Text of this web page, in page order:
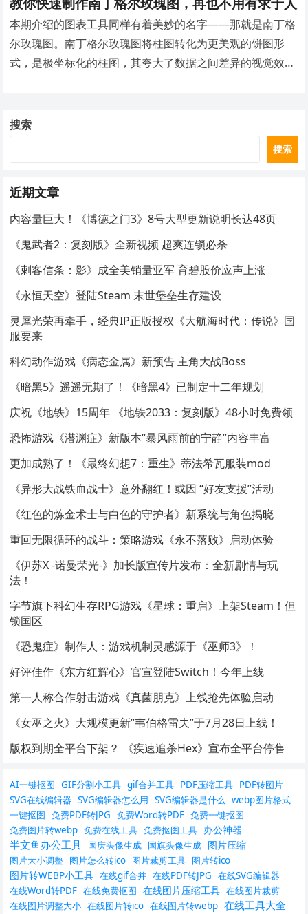
本期介绍的图表工具同样有着美妙的名字——那就是南丁格
尔玫瑰图。南丁格尔玫瑰图将柱图转化为更美观的饼图形
式，是极坐标化的柱图，其夸大了数据之间差异的视觉效
搜索
搜索
近期文章
内容量巨大！《博德之门3》8号大型更新说明长达48页
《鬼武者2：复刻版》全新视频 超爽连锁必杀
《刺客信条：影》成全美销量亚军 育碧股价应声上涨
《永恒天空》登陆Steam 末世堡垒生存建设
灵犀光荣再牵手，经典IP正版授权《大航海时代：传说》国
服要来
科幻动作游戏《病态金属》新预告 主角大战Boss
《暗黑5》遥遥无期了！《暗黑4》已制定十二年规划
庆祝《地铁》15周年 《地铁2033：复刻版》48小时免费领
恐怖游戏《潜渊症》新版本“暴风雨前的宁静”内容丰富
更加成熟了！《最终幻想7：重生》蒂法希瓦服装mod
《异形大战铁血战士》意外翻红！或因 “好友支援”活动
《红色的炼金术士与白色的守护者》新系统与角色揭晓
重回无限循环的战斗：策略游戏《永不落败》启动体验
《伊苏X -诺曼荣光-》加长版宣传片发布：全新剧情与玩
法！
字节旗下科幻生存RPG游戏《星球：重启》上架Steam！但
锁国区
《恐鬼症》制作人：游戏机制灵感源于《巫师3》！
好评佳作《东方红辉心》官宣登陆Switch！今年上线
第一人称合作射击游戏《真菌朋克》上线抢先体验启动
《女巫之火》大规模更新”韦伯格雷夫”于7月28日上线！
版权到期全平台下架？ 《疾速追杀Hex》宣布全平台停售
AI一键抠图 GIF分割小工具 gif合并工具 PDF压缩工具 PDF转图片
SVG在线编辑器 SVG编辑器怎么用 SVG编辑器是什么 webp图片格式
一键抠图 免费PDF转JPG 免费Word转PDF 免费一键抠图
免费图片转webp 免费在线工具 免费抠图工具 办公神器
半文鱼办公工具 国庆头像生成 国旗头像生成 图片压缩
图片大小调整 图片怎么转ico 图片裁剪工具 图片转ico
图片转WEBP小工具 在线gif合并 在线PDF转JPG 在线SVG编辑器
在线Word转PDF 在线免费抠图 在线图片压缩工具 在线图片裁剪
在线图片调整大小 在线图片转ico 在线图片转webp 在线工具大全